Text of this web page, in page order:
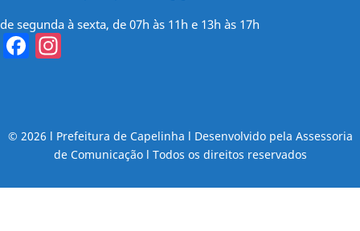
de segunda à sexta, de 07h às 11h e 13h às 17h
Facebook
© 2026 l Prefeitura de Capelinha l Desenvolvido pela Assessoria
de Comunicação l Todos os direitos reservados